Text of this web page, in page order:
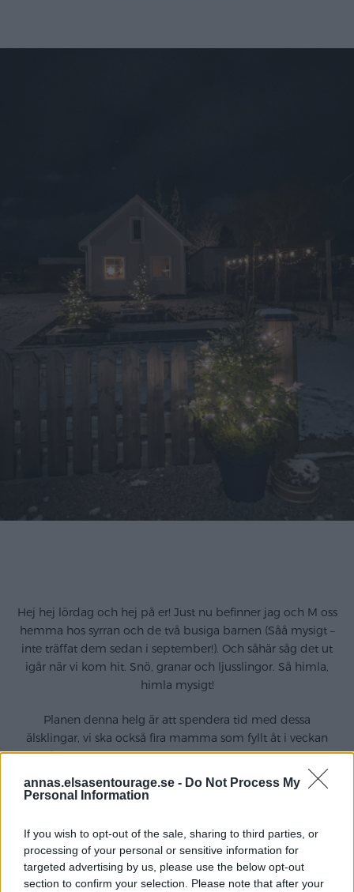
annas.elsasentourage.se - Do Not Process My
Personal Information
If you wish to opt-out of the sale, sharing to third parties, or
processing of your personal or sensitive information for
targeted advertising by us, please use the below opt-out
section to confirm your selection. Please note that after your
Hej hej lördag och hej på er! Just nu befinner jag och M oss
hemma hos syrran och de två busiga barnen (Såå mysigt –
inte träffat dem sedan i september!). Och såhär såg det ut
igår när vi kom hit. Snö, granar och ljusslingor. Så himla,
himla mysigt!
Planen denna helg är att spendera tid med dessa
älsklingar, vi ska också fira mamma som fyllt åt i veckan
och såklart busa i snön och mysa av första advent. Hoppas
du också får en riktigt fin helg, vad du än tar för dig ♥
Kategori :